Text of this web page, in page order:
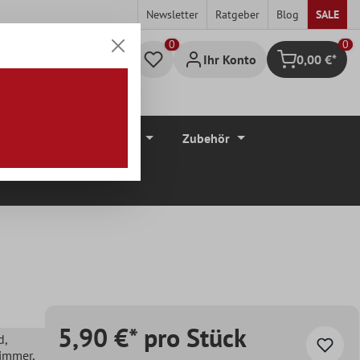
Newsletter Ratgeber Blog SALE
Ihr Konto Warenkorb
0
0,00 €*
Zubehör
,
,
5,90 €* pro Stück